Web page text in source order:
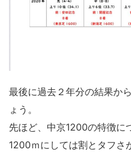
最後に過去２年分の結果か
ょう。
先ほど、中京1200の特徴に
1200ｍにしては割とタフさ